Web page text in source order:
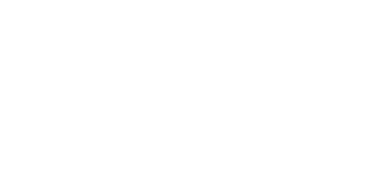
hinzufügen